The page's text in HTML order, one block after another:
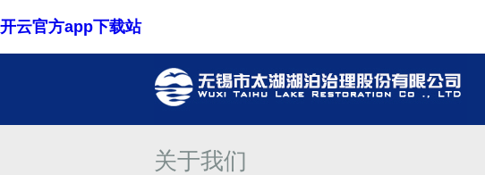
开云官方app下载站
关于我们